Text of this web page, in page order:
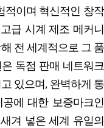
적이며 혁신적인 창작
급 시계 제조 메커니
전 세계적으로 그 품
독점 판매 네트워크
있으며, 완벽하게 통
에 대한 보증마크인
겨 넣은 세계 유일의